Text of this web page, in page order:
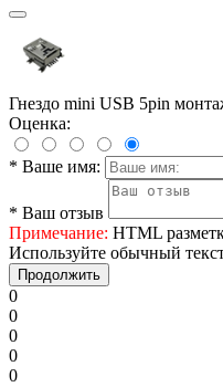
Гнездо mini USB 5pin
Оценка:
* Ваше имя:
* Ваш отзыв
Примечание: HTML
Используйте обычный
Продолжить
0
0
0
0
0